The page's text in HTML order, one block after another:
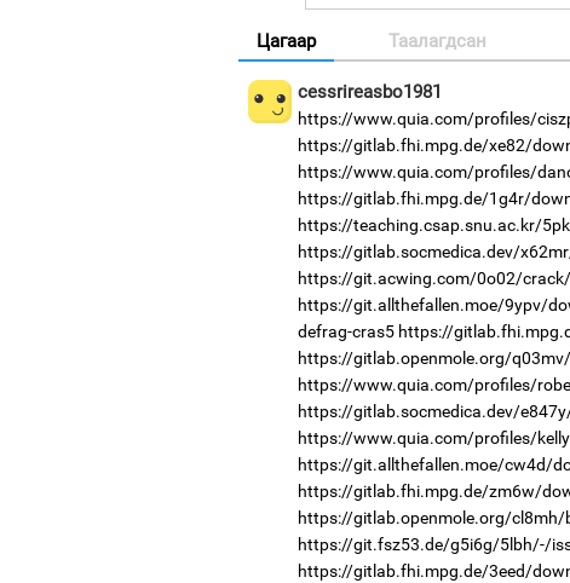
Цагаар Таалагдсан
cessrireasbo1981
https://www.quia.com/profiles/
https://gitlab.fhi.mpg.de/xe82/
https://www.quia.com/profiles/
https://gitlab.fhi.mpg.de/1g4r/
https://teaching.csap.snu.ac.kr/
https://gitlab.socmedica.dev/
https://git.acwing.com/0o02/
https://git.allthefallen.moe/9ypv/
defrag-cras5 https://
https://gitlab.openmole.org/
https://www.quia.com/profiles/
https://gitlab.socmedica.dev/
https://www.quia.com/profiles/
https://git.allthefallen.moe/cw4d/
https://gitlab.fhi.mpg.de/zm6w/
https://gitlab.openmole.org/
https://git.fsz53.de/g5i6g/5lbh/-/
https://gitlab.fhi.mpg.de/3eed/